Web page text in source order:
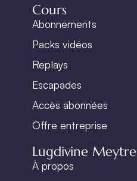
Cours
Abonnements
Packs vidéos
Replays
Escapades
Accès abonnées
Offre entreprise
Lugdivine Meytre
À propos